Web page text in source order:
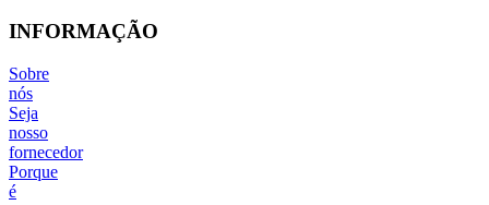
INFORMAÇÃO
Sobre
nós
Seja
nosso
fornecedor
Porque
é